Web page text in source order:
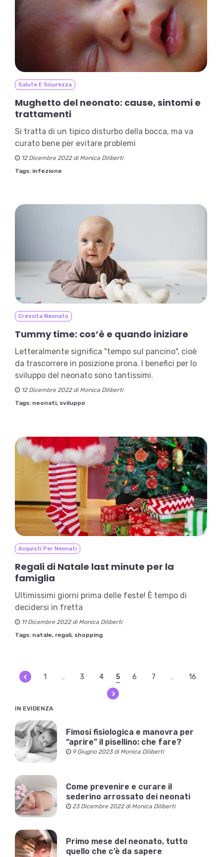
Salute E Sicurezza
Mughetto del neonato: cause, sintomi e
trattamenti
Si tratta di un tipico disturbo della bocca, ma va
curato bene per evitare problemi
12 Dicembre 2022 di Monica Diliberti
Tags: infezione
Crescita Neonato
Tummy time: cos’è e quando iniziare
Letteralmente significa "tempo sul pancino", cioè
da trascorrere in posizione prona. I benefici per lo
sviluppo del neonato sono tantissimi.
12 Dicembre 2022 di Monica Diliberti
Tags: neonati, sviluppo
Acquisti Per Neonati
Regali di Natale last minute per la
famiglia
Ultimissimi giorni prima delle feste! È tempo di
decidersi in fretta
11 Dicembre 2022 di Monica Diliberti
Tags: natale, regali, shopping
1 … 3 4 5 6 7 … 16
IN EVIDENZA
Fimosi fisiologica e manovra per
“aprire” il pisellino: che fare?
9 Giugno 2023 di Monica Diliberti
Come prevenire e curare il
sederino arrossato dei neonati
23 Dicembre 2022 di Monica Diliberti
Primo mese del neonato, tutto
quello che c’è da sapere